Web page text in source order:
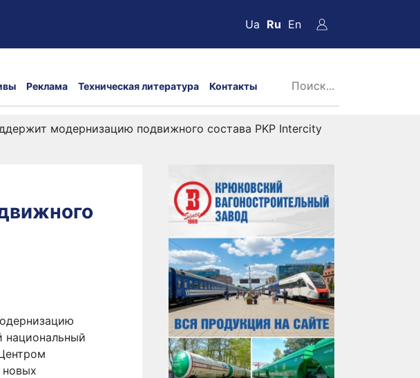
Ua Ru En
Реклама Техническая литература Контакты
модернизацию подвижного состава PKP Intercity
национальный
новых